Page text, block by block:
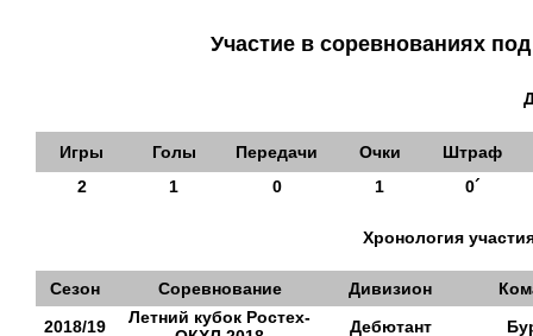
Участие в соревнованиях
Игры Голы Передачи Очки
Штраф
2
1 0 1 0´
Хронология
Сезон Соревнование Дивизион
2018/19
Летний кубок Ростех-
Дебютант